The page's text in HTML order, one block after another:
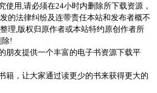
使用,请必须在24小时内删除所下载资源，
的法律纠纷及连带责任本站和发布者概不
理,版权归原作者或本站特约原创作者所
除!
朋友提供一个丰富的电子书资源下载平
籍，让大家通过读更少的书来获得更大的